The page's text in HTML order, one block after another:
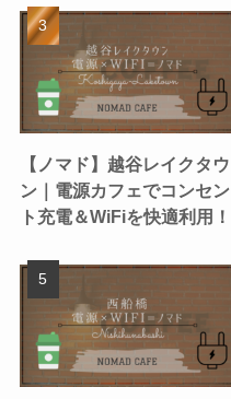
【ノマド】越谷レイクタウ
ン｜電源カフェでコンセン
ト充電＆WiFiを快適利用！